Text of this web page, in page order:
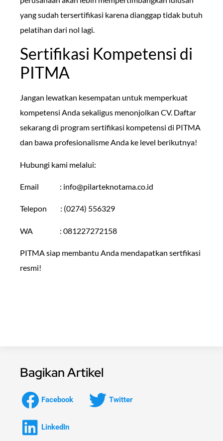
yang sudah tersertifikasi karena dianggap tidak butuh
pelatihan dari nol lagi.
Sertifikasi Kompetensi di
PITMA
Jangan lewatkan kesempatan untuk memperkuat
kompetensi Anda sekaligus menonjolkan CV. Daftar
sekarang di program sertifikasi kompetensi di PITMA
dan bawa profesionalisme Anda ke level berikutnya!
Hubungi kami melalui:
Email : info@pilarteknotama.co.id
Telepon : (0274) 556329
WA : 081227272158
PITMA siap membantu Anda mendapatkan sertfikasi
resmi!
Bagikan Artikel
Facebook Twitter
LinkedIn